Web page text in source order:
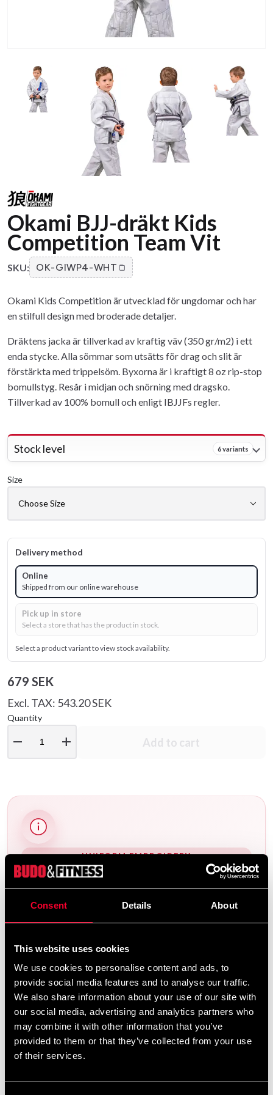
Consent Details About
This website uses cookies
We use cookies to personalise content and ads, to
provide social media features and to analyse our traffic.
We also share information about your use of our site with
our social media, advertising and analytics partners who
may combine it with other information that you’ve
provided to them or that they’ve collected from your use
of their services.
Okami BJJ-dräkt Kids
Competition Team Vit
SKU: OK-GIWP4-WHT
Okami Kids Competition är utvecklad för ungdomar och har
en stilfull design med broderade detaljer.
Dräktens jacka är tillverkad av kraftig väv (350 gr/m2) i ett
enda stycke. Alla sömmar som utsätts för drag och slit är
förstärkta med trippelsöm. Byxorna är i kraftigt 8 oz rip-stop
bomullstyg. Resår i midjan och snörning med dragsko.
Tillverkad av 100% bomull och enligt IBJJFs regler.
Stock level 6 variants
Size
Delivery method
Online
Shipped from our online warehouse
Pick up in store
Select a store that has the product in stock.
Select a product variant to view stock availability.
679 SEK
Excl. TAX: 543.20 SEK
Quantity
remove add Add to cart
UNIFORM EMBROIDERY
Would you like embroidery on
your uniform?
embroidery. If you would like your name and/or a
calligraphy/logo embroidered, add the uniform(s)
you want to your cart and then choose the
embroidery options on the corresponding
productson this product page. Additional logos and
calligraphies can be foundhereand ready-made
uniform templates